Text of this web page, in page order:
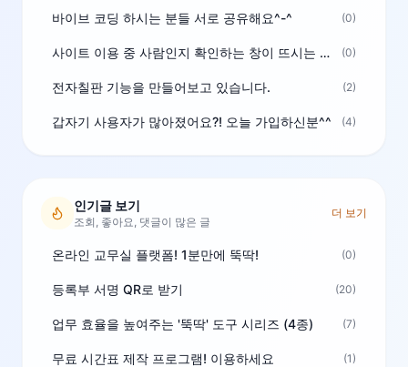
바이브 코딩 하시는 분들 서로 공유해요^-^ (0)
사이트 이용 중 사람인지 확인하는 창이 뜨시는 분은 알려주세요 (0)
전자칠판 기능을 만들어보고 있습니다. (2)
갑자기 사용자가 많아졌어요?! 오늘 가입하신분^^ (4)
인기글 보기
조회, 좋아요, 댓글이 많은 글
더 보기
온라인 교무실 플랫폼! 1분만에 뚝딱! (0)
등록부 서명 QR로 받기 (20)
업무 효율을 높여주는 '뚝딱' 도구 시리즈 (4종) (7)
무료 시간표 제작 프로그램! 이용하세요 (1)